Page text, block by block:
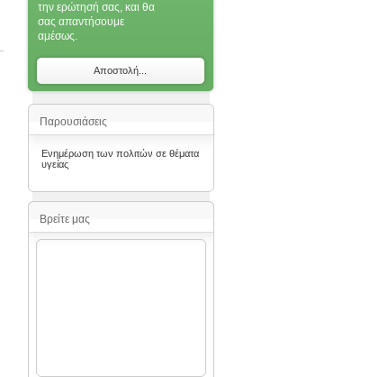
την ερώτησή σας, και θα
σας απαντήσoυμε
αμέσως.
Αποστολή...
Παρουσιάσεις
Ενημέρωση των πολιτών σε θέματα
υγείας
Βρείτε μας